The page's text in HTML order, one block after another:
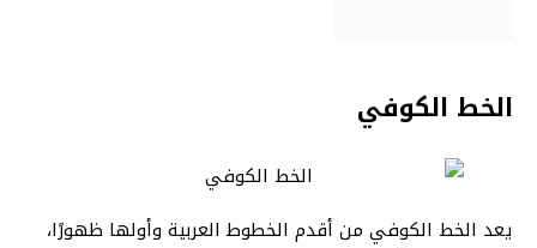
الخط الكوفي
يعد الخط الكوفي من أقدم الخطوط العربية وأولها ظهورًا،